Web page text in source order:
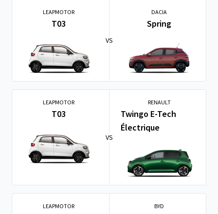
LEAPMOTOR
T03
VS
DACIA
Spring
LEAPMOTOR
T03
VS
RENAULT
Twingo E-Tech
Électrique
LEAPMOTOR BYD